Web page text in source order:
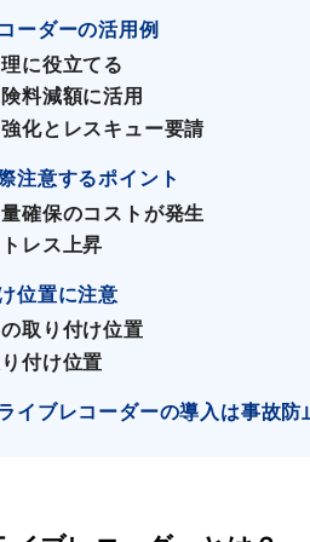
ーダーの活用例
に役立てる
料減額に活用
化とレスキュー要請
注意するポイント
確保のコストが発生
レス上昇
位置に注意
取り付け位置
付け位置
イブレコーダーの導入は事故防